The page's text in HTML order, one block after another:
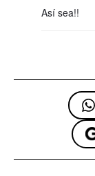
Así sea!!